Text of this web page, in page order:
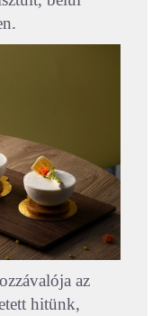
az
hitünk,